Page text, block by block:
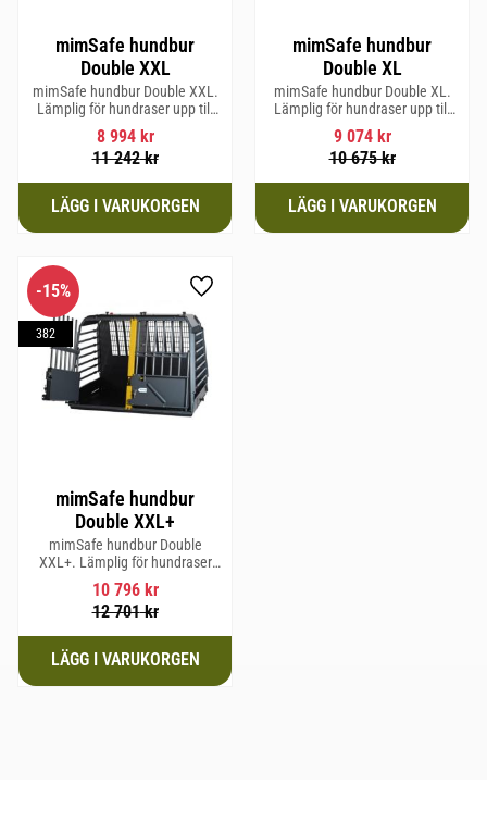
mimSafe hundbur
Double XXL
mimSafe hundbur Double XXL.
Lämplig för hundraser upp till
64 cm i mankhöjd.
8 994kr
11 242kr
mimSafe hundbur
Double XL
mimSafe hundbur Double XL.
Lämplig för hundraser upp till
64 cm i mankhöjd.
9 074kr
10 675kr
mimSafe hundbur
Double XXL+
mimSafe hundbur Double
XXL+. Lämplig för hundraser
upp till 71 cm i mankhöjd.
10 796kr
12 701kr
15%
382
Lägg till i favoriter